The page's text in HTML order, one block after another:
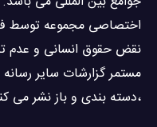
اختصاصی مجموعه توسط
نقض حقوق انسانی و عدم
مستمر گزارشات سایر
،دسته بندی و باز نشر می